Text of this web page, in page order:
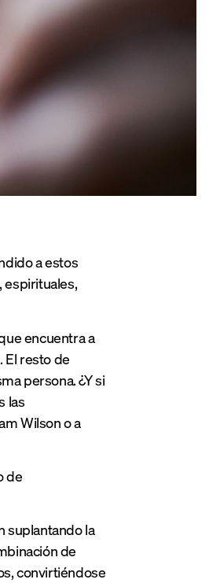
a estos
espirituales,
encuentra a
El resto de
persona. ¿Y si
las
Wilson o a
de
suplantando la
de
convirtiéndose